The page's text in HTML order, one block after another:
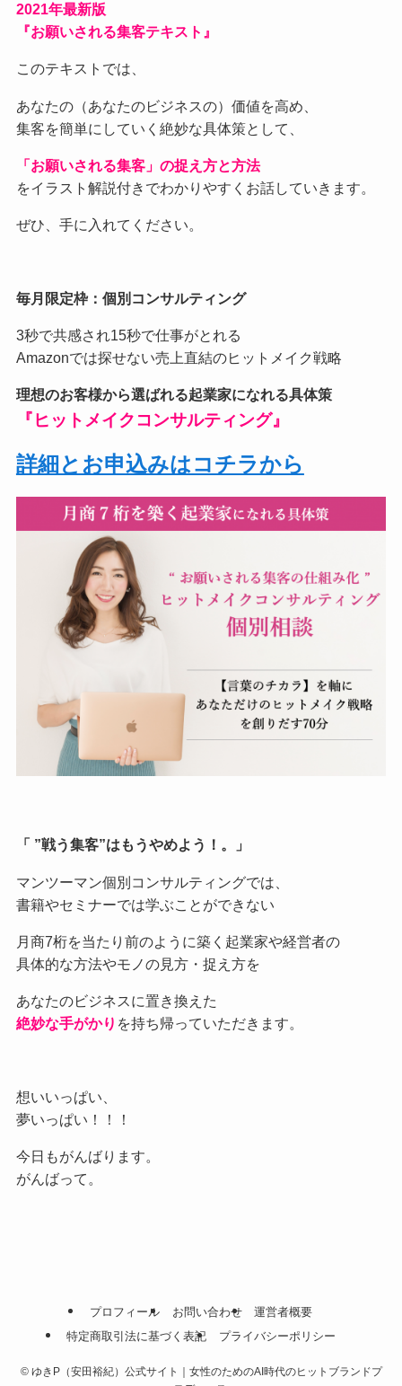
2021年最新版
『お願いされる集客テキスト』
このテキストでは、
あなたの（あなたのビジネスの）価値を高め、
集客を簡単にしていく絶妙な具体策として、
「お願いされる集客」の捉え方と方法
をイラスト解説付きでわかりやすくお話していきます。
ぜひ、手に入れてください。
毎月限定枠：個別コンサルティング
3秒で共感され15秒で仕事がとれる
Amazonでは探せない売上直結のヒットメイク戦略
理想のお客様から選ばれる起業家になれる具体策
『ヒットメイクコンサルティング』
詳細とお申込みはコチラから
「 ”戦う集客”はもうやめよう！。」
マンツーマン個別コンサルティングでは、
書籍やセミナーでは学ぶことができない
月商7桁を当たり前のように築く起業家や経営者の
具体的な方法やモノの見方・捉え方を
あなたのビジネスに置き換えた
絶妙な手がかり を持ち帰っていただきます。
想いいっぱい、
夢いっぱい！！！
今日もがんばります。
がんばって。
プロフィール お問い合わせ
運営者概要
特定商取引法に基づく表記
プライバシーポリシー
©ゆきP（安田裕紀）公式サイト｜女性のためのAI時代のヒットブランドプ